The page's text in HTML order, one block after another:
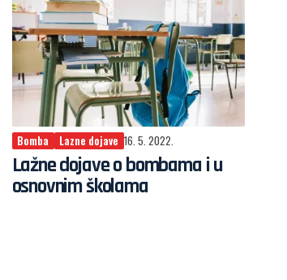
Bomba Lazne dojave 16. 5. 2022.
Lažne dojave o bombama i u
osnovnim školama